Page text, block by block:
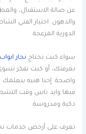
عن صالة الاستقبال،
والدهون. اختيار الفني
الدورية المزعجة.
سواء كنت تحتاج نجار
بغرفتك، أو كنت تفكر
واضحة. إحنا هنيه
فيها وايد ناس وقت
ذكية ومدروسة.
تعرف على أرخص خدمات